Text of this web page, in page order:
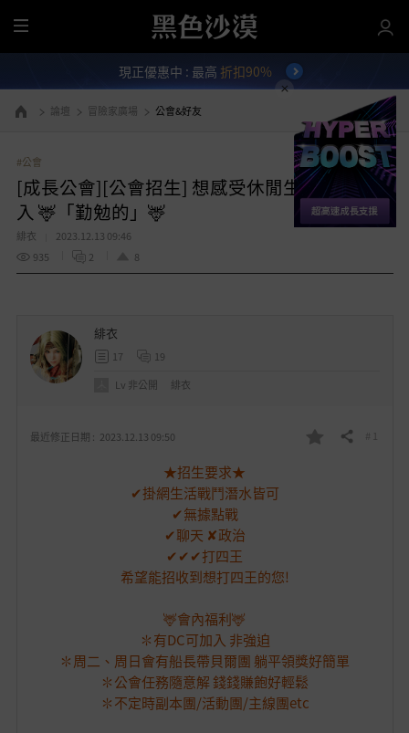
全
部
單
現正優惠中 : 最高 折扣90%
前往首頁 論壇 冒險家廣場 公會&好友
#公會
[成長公會][公會招生] 想感受休閒生活? 歡迎加
入 🦌「勤勉的」🦌
緋衣
2023.12.13 09:46
935
2 8
最近修正日期 : 2023.12.13 09:50 分享 # 1
★招生要求★
✔掛網生活戰鬥潛水皆可
✔無據點戰
✔聊天 ✘政治
✔✔✔打四王
希望能招收到想打四王的您!
🦌會內福利🦌
✽有DC可加入 非強迫
✽周二、周日會有船長帶貝爾團 躺平領獎好簡單
✽公會任務隨意解 錢錢賺飽好輕鬆
✽不定時副本團/活動團/主線團etc
緋衣
17
19
Lv 非公開 緋衣